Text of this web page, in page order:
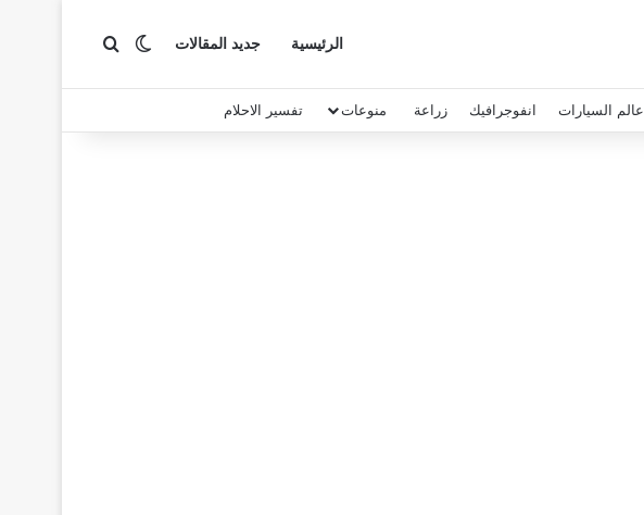
الرئيسية جديد المقالات الوضع المظلم
بحث عن
عالم السيارات انفوجرافيك زراعة منوعات تفسير الاحلام